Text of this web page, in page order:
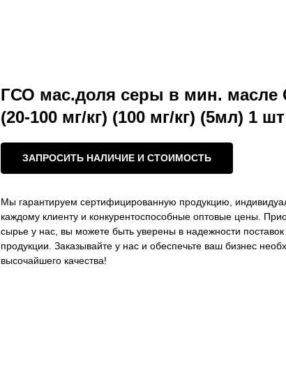
ГСО мас.доля серы в мин. масле
(20-100 мг/кг) (100 мг/кг) (5мл) 1
ЗАПРОСИТЬ НАЛИЧИЕ И СТОИМОСТЬ
Мы гарантируем сертифицированную продукцию,
каждому клиенту и конкурентоспособные оптовые цены.
сырье у нас, вы можете быть уверены в надежности поставок
продукции. Заказывайте у нас и обеспечьте ваш бизнес
высочайшего качества!